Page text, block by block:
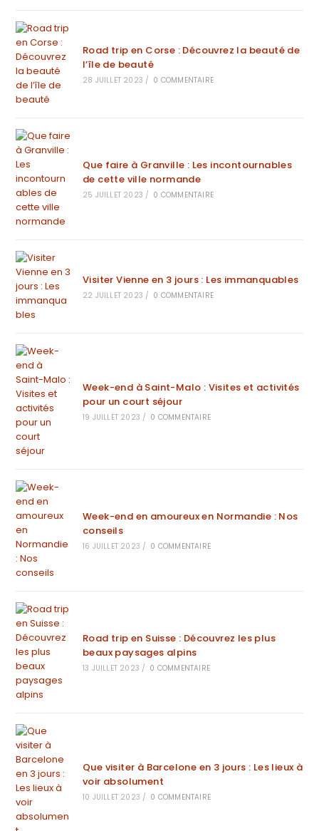
Road trip en Corse : Découvrez la beauté de
l’île de beauté
28 JUILLET 2023 / 0 COMMENTAIRE
Que faire à Granville : Les incontournables
de cette ville normande
25 JUILLET 2023 / 0 COMMENTAIRE
Visiter Vienne en 3 jours : Les immanquables
22 JUILLET 2023 / 0 COMMENTAIRE
Week-end à Saint-Malo : Visites et activités
pour un court séjour
19 JUILLET 2023 / 0 COMMENTAIRE
Week-end en amoureux en Normandie : Nos
conseils
16 JUILLET 2023 / 0 COMMENTAIRE
Road trip en Suisse : Découvrez les plus
beaux paysages alpins
13 JUILLET 2023 / 0 COMMENTAIRE
Que visiter à Barcelone en 3 jours : Les lieux à
voir absolument
10 JUILLET 2023 / 0 COMMENTAIRE